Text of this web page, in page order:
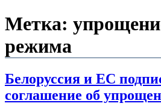
Метка:
режима
Белоруссия и ЕС
соглашение об